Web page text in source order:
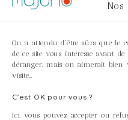
Nos
On a attendu d'être sûrs que le
de ce site vous intéresse avant de
déranger, mais on aimerait bien
visite…
C'est OK pour vous ?
Ici, vous pouvez accepter ou
up to 3 seat
Price : €3 per sample*
*Refundable on 1st